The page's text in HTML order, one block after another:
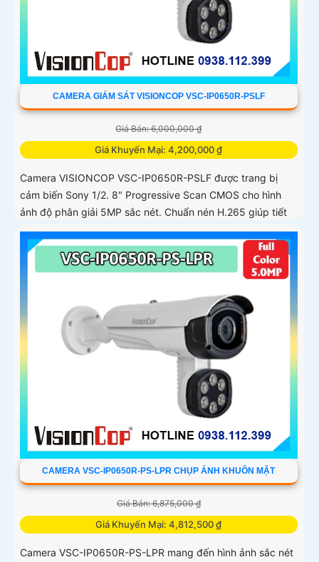
CAMERA GIÁM SÁT VISIONCOP VSC-IP0650R-PSLF
Giá Bán: 6,000,000 ₫
Giá Khuyến Mại: 4,200,000 ₫
Camera VISIONCOP VSC-IP0650R-PSLF được trang bị
cảm biến Sony 1/2. 8" Progressive Scan CMOS cho hình
ảnh độ phân giải 5MP sắc nét. Chuẩn nén H.265 giúp tiết
kiệm băng thông và dung lượng lưu trữ
CAMERA VSC-IP0650R-PS-LPR CHỤP ẢNH KHUÔN MẶT
Giá Bán: 6,875,000 ₫
Giá Khuyến Mại: 4,812,500 ₫
Camera VSC-IP0650R-PS-LPR mang đến hình ảnh sắc nét